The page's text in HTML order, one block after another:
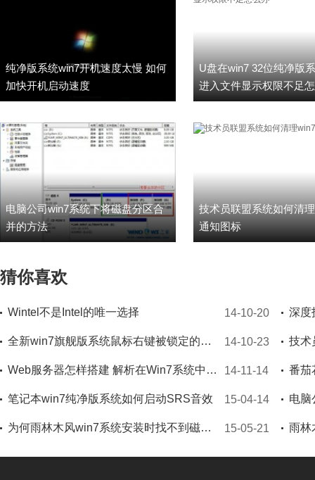
纯净版系统win7开机速度太慢 如何
加快开机启动速度
U盘在win7 32位纯净版
进入文件显示权限不足
电脑公司win7系统下将磁盘分区合
并的方法
技术员联盟系统如何清
通知图标
猜你喜欢
Wintel不是Intel的唯一选择 14-10-20
全新win7旗舰版系统鼠标右键被锁定的解决方法 14-10-23
Web服务器怎样搭建 解析在Win7系统中搭建Web的方法 14-11-14
笔记本win7纯净版系统如何启动SRS音效 15-04-14
为何雨林木风win7系统安装时找不到磁盘分区 15-05-21
番茄
电脑